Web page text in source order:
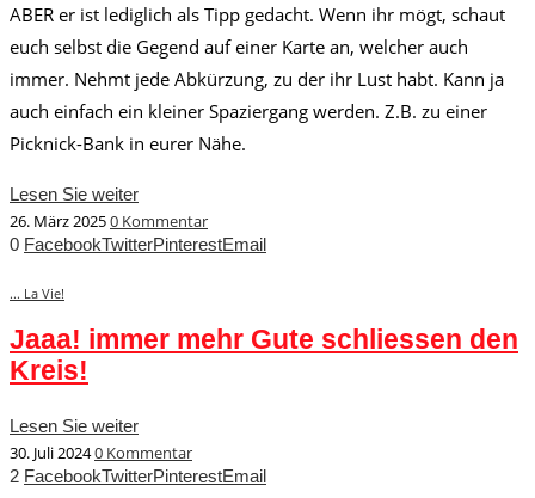
ABER er ist lediglich als Tipp gedacht. Wenn ihr mögt, schaut
euch selbst die Gegend auf einer Karte an, welcher auch
immer. Nehmt jede Abkürzung, zu der ihr Lust habt. Kann ja
auch einfach ein kleiner Spaziergang werden. Z.B. zu einer
Picknick-Bank in eurer Nähe.
Lesen Sie weiter
26. März 20250 Kommentar
0 FacebookTwitterPinterestEmail
... La Vie!
Jaaa! immer mehr Gute schliessen den
Kreis!
Lesen Sie weiter
30. Juli 20240 Kommentar
2 FacebookTwitterPinterestEmail